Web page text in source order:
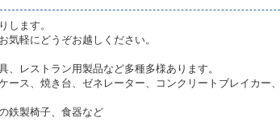
します。
気軽にどうぞお越しください。
、レストラン用製品など多種多様あります。
ース、焼き台、ゼネレーター、コンクリートブレイカー
製椅子、食器など